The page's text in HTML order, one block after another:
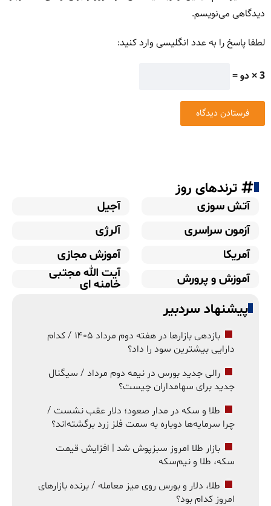
دیدگاهی می‌نویسم.
لطفا پاسخ را به عدد انگلیسی وارد کنید:
3 × دو =
ترندهای روز
آتش سوزی
آجیل
آزمون سراسری
آلرژی
آمریکا
آموزش مجازی
آموزش و پرورش
آیت الله مجتبی
خامنه ای
پیشنهاد سردبیر
بازدهی بازارها در هفته دوم مرداد ۱۴۰۵ / کدام
دارایی بیشترین سود را داد؟
رالی جدید بورس در نیمه دوم مرداد / سیگنال
جدید برای سهامداران چیست؟
طلا و سکه در مدار صعود؛ دلار عقب نشست /
چرا سرمایه‌ها دوباره به سمت فلز زرد برگشته‌اند؟
بازار طلا امروز سبزپوش شد | افزایش قیمت
سکه، طلا و نیم‌سکه
طلا، دلار و بورس روی میز معامله / برنده بازارهای
امروز کدام بود؟